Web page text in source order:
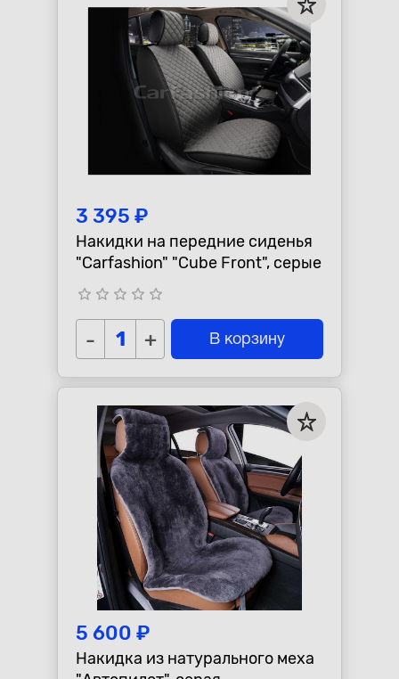
3 395 ₽
Накидки на передние сиденья
"Carfashion" "Cube Front", серые
star_border star_border star_border star_border star_border
- + В корзину
5 600 ₽
Накидка из натурального меха